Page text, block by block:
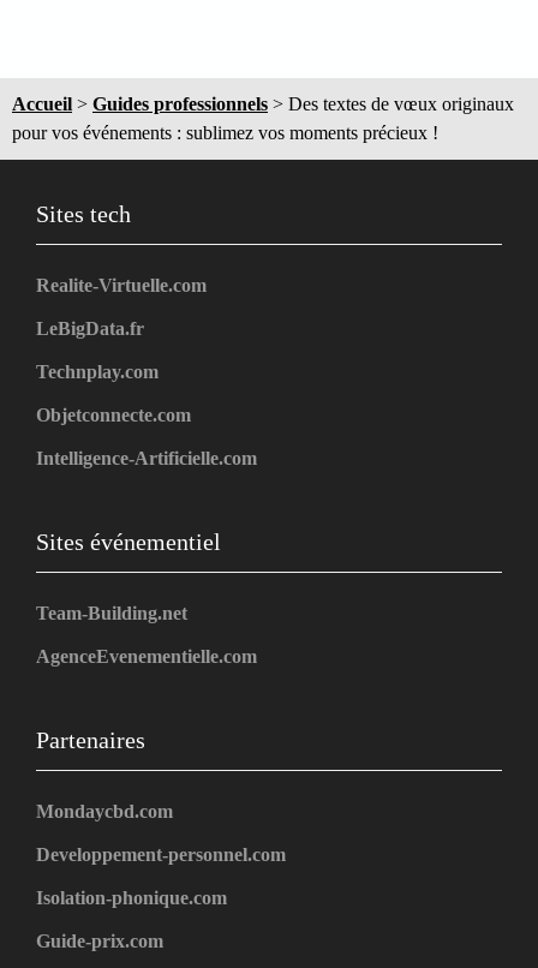
Accueil > Guides professionnels > Des textes de vœux originaux
pour vos événements : sublimez vos moments précieux !
Sites tech
Realite-Virtuelle.com
LeBigData.fr
Technplay.com
Objetconnecte.com
Intelligence-Artificielle.com
Sites événementiel
Team-Building.net
AgenceEvenementielle.com
Partenaires
Mondaycbd.com
Developpement-personnel.com
Isolation-phonique.com
Guide-prix.com